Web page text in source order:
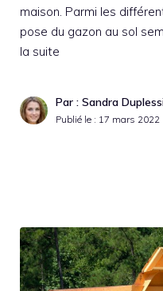
maison. Parmi les
pose du gazon au sol
la suite
Par : Sandra
Publié le : 17 mars 2022